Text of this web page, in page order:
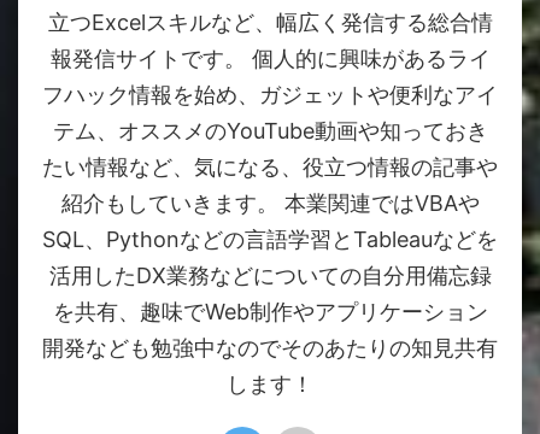
立つExcelスキルなど、幅広く発信する総合情
報発信サイトです。 個人的に興味があるライ
フハック情報を始め、ガジェットや便利なアイ
テム、オススメのYouTube動画や知っておき
たい情報など、気になる、役立つ情報の記事や
紹介もしていきます。 本業関連ではVBAや
SQL、Pythonなどの言語学習とTableauなどを
活用したDX業務などについての自分用備忘録
を共有、趣味でWeb制作やアプリケーション
開発なども勉強中なのでそのあたりの知見共有
します！